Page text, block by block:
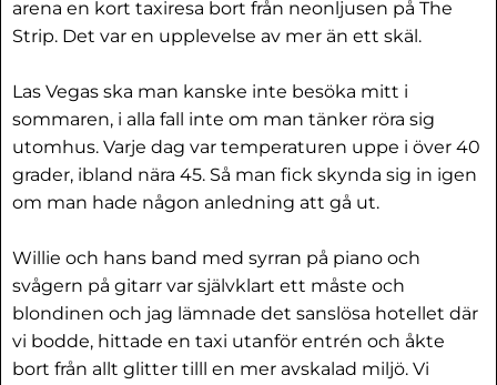
arena en kort taxiresa bort från neonljusen på The
Strip. Det var en upplevelse av mer än ett skäl.
Las Vegas ska man kanske inte besöka mitt i
sommaren, i alla fall inte om man tänker röra sig
utomhus. Varje dag var temperaturen uppe i över 40
grader, ibland nära 45. Så man fick skynda sig in igen
om man hade någon anledning att gå ut.
Willie och hans band med syrran på piano och
svågern på gitarr var självklart ett måste och
blondinen och jag lämnade det sanslösa hotellet där
vi bodde, hittade en taxi utanför entrén och åkte
bort från allt glitter tilll en mer avskalad miljö. Vi